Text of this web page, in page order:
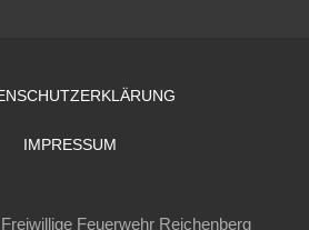
IMPRESSUM
Feuerwehr Reichenberg